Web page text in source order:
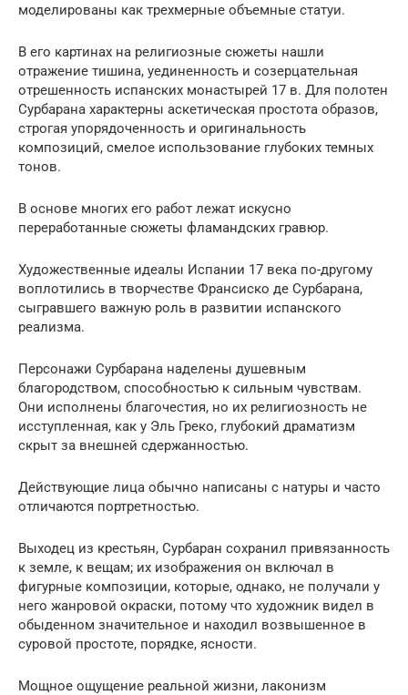
моделированы как трехмерные объемные статуи.
В его картинах на религиозные сюжеты нашли
отражение тишина, уединенность и созерцательная
отрешенность испанских монастырей 17 в. Для полотен
Сурбарана характерны аскетическая простота образов,
строгая упорядоченность и оригинальность
композиций, смелое использование глубоких темных
тонов.
В основе многих его работ лежат искусно
переработанные сюжеты фламандских гравюр.
Художественные идеалы Испании 17 века по-другому
воплотились в творчестве Франсиско де Сурбарана,
сыгравшего важную роль в развитии испанского
реализма.
Персонажи Сурбарана наделены душевным
благородством, способностью к сильным чувствам.
Они исполнены благочестия, но их религиозность не
исступленная, как у Эль Греко, глубокий драматизм
скрыт за внешней сдержанностью.
Действующие лица обычно написаны с натуры и часто
отличаются портретностью.
Выходец из крестьян, Сурбаран сохранил привязанность
к земле, к вещам; их изображения он включал в
фигурные композиции, которые, однако, не получали у
него жанровой окраски, потому что художник видел в
обыденном значительное и находил возвышенное в
суровой простоте, порядке, ясности.
Мощное ощущение реальной жизни, лаконизм